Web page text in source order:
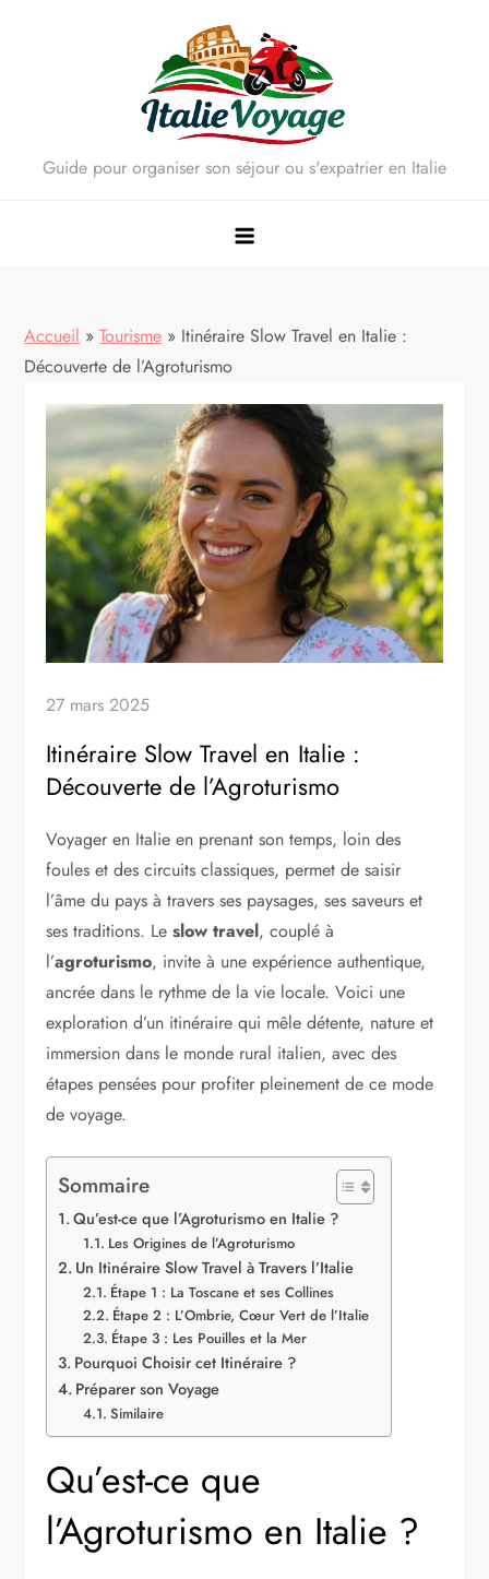
Guide pour organiser son séjour ou s'expatrier en Italie
Accueil » Tourisme » Itinéraire Slow Travel en Italie :
Découverte de l’Agroturismo
27 mars 2025
Itinéraire Slow Travel en Italie :
Découverte de l’Agroturismo
Voyager en Italie en prenant son temps, loin des
foules et des circuits classiques, permet de saisir
l’âme du pays à travers ses paysages, ses saveurs et
ses traditions. Leslow travel, couplé à
l’agroturismo, invite à une expérience authentique,
ancrée dans le rythme de la vie locale. Voici une
exploration d’un itinéraire qui mêle détente, nature et
immersion dans le monde rural italien, avec des
étapes pensées pour profiter pleinement de ce mode
de voyage.
Sommaire
Qu’est-ce que l’Agroturismo en Italie ?
Les Origines de l’Agroturismo
Un Itinéraire Slow Travel à Travers l’Italie
Étape 1 : La Toscane et ses Collines
Étape 2 : L’Ombrie, Cœur Vert de l’Italie
Étape 3 : Les Pouilles et la Mer
Pourquoi Choisir cet Itinéraire ?
Préparer son Voyage
Similaire
Qu’est-ce que
l’Agroturismo en Italie ?